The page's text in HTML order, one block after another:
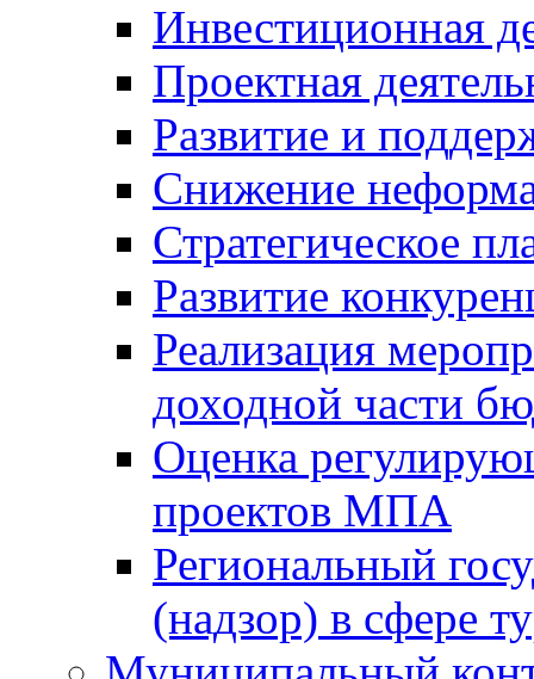
Инвестиционная
Проектная
Развитие и
Снижение
Стратегическое
Развитие
Реализация
доходной части
Оценка
проектов МПА
Региональный
(надзор) в сфере